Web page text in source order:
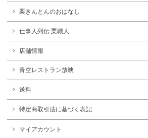
栗きんとんのおはなし
仕事人列伝 栗職人
店舗情報
青空レストラン放映
送料
特定商取引法に基づく表記
マイアカウント